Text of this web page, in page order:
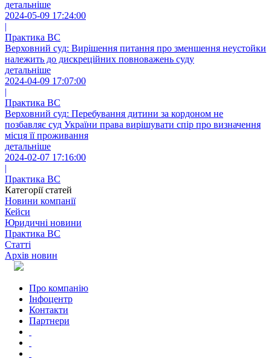
детальніше
2024-05-09 17:24:00
|
Практика ВС
Верховний суд: Вирішення питання про зменшення неустойки
належить до дискреційних повноважень суду
детальніше
2024-04-09 17:07:00
|
Практика ВС
Верховний суд: Перебування дитини за кордоном не
позбавляє суд України права вирішувати спір про визначення
місця її проживання
детальніше
2024-02-07 17:16:00
|
Практика ВС
Категорії статей
Новини компанії
Кейси
Юридичні новини
Практика ВС
Статті
Архів новин
Про компанію
Інфоцентр
Контакти
Партнери